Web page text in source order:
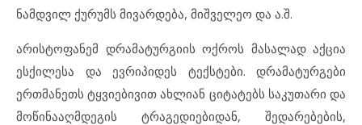
ნამდვილ ქურუმს მივარდება, მიშველეო და ა.შ.
არისტოფანემ დრამატურგიის ოქროს მასალად აქცია
ესქილესა და ევრიპიდეს ტექსტები. დრამატურგები
ერთმანეთს ტყვიებივით ახლიან ციტატებს საკუთარი და
მოწინააღმდეგის ტრაგედიებიდან, შედარებების,